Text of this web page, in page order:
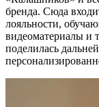
бренда. Сюда
лояльности,
видеоматериалы и
поделилась